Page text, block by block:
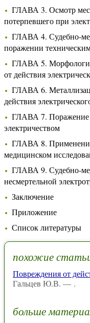
ГЛАВА 3. Осмотр
потерпевшего при
ГЛАВА 4. Судебно-
поражении
ГЛАВА 5.
от действия
ГЛАВА 6.
действия
ГЛАВА 7. Поражение
электричеством
ГЛАВА 8.
медицинском
ГЛАВА 9. Судебно-
несмертельной
Заключение
Приложение
Список литературы
похожие
Повреждения от
Гальцев Ю.В. — .
больше